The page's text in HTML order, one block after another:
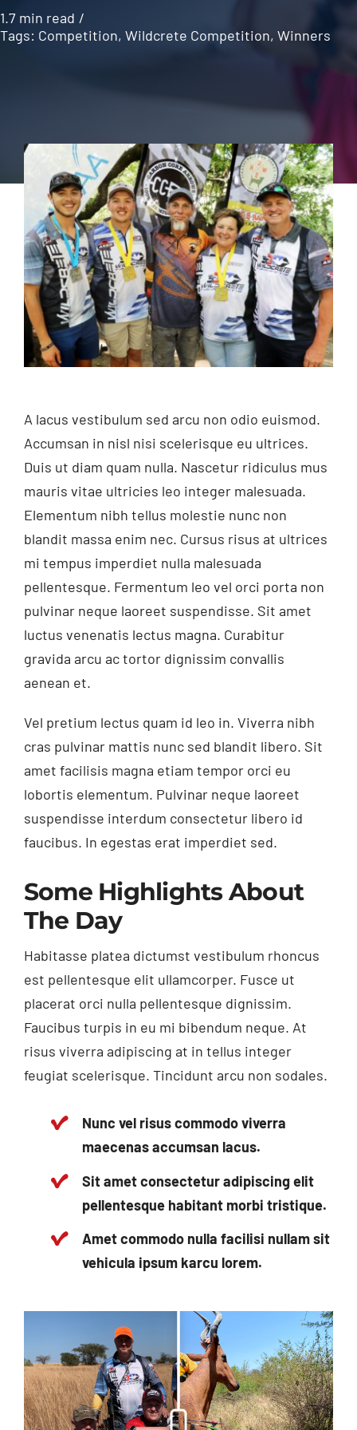
News
Call: +27 (79) 695 0472
1.7 min read /
Tags: Competition, Wildcrete Competition, Winners
A lacus vestibulum sed arcu non odio euismod.
Accumsan in nisl nisi scelerisque eu ultrices.
Duis ut diam quam nulla. Nascetur ridiculus mus
mauris vitae ultricies leo integer malesuada.
Elementum nibh tellus molestie nunc non
blandit massa enim nec. Cursus risus at ultrices
mi tempus imperdiet nulla malesuada
pellentesque. Fermentum leo vel orci porta non
pulvinar neque laoreet suspendisse. Sit amet
luctus venenatis lectus magna. Curabitur
gravida arcu ac tortor dignissim convallis
aenean et.
Vel pretium lectus quam id leo in. Viverra nibh
cras pulvinar mattis nunc sed blandit libero. Sit
amet facilisis magna etiam tempor orci eu
lobortis elementum. Pulvinar neque laoreet
suspendisse interdum consectetur libero id
faucibus. In egestas erat imperdiet sed.
Some Highlights About
The Day
Habitasse platea dictumst vestibulum rhoncus
est pellentesque elit ullamcorper. Fusce ut
placerat orci nulla pellentesque dignissim.
Faucibus turpis in eu mi bibendum neque. At
risus viverra adipiscing at in tellus integer
feugiat scelerisque. Tincidunt arcu non sodales.
Nunc vel risus commodo viverra
maecenas accumsan lacus.
Sit amet consectetur adipiscing elit
pellentesque habitant morbi tristique.
Amet commodo nulla facilisi nullam sit
vehicula ipsum karcu lorem.